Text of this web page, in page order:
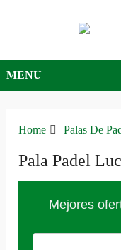
MENU
Home Palas De
Pala Padel
Mejores